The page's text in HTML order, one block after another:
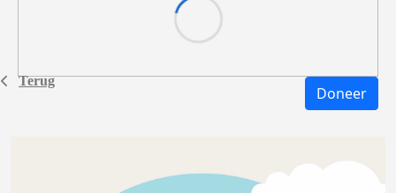
Terug
Doneer